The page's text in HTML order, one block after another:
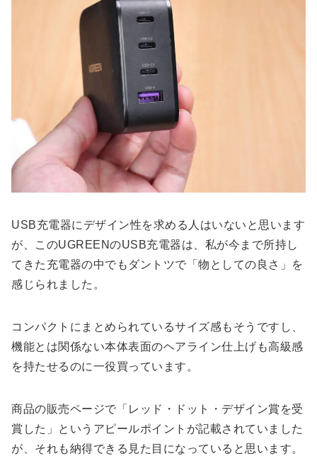
USB充電器にデザイン性を求める人はいないと思います
が、このUGREENのUSB充電器は、私が今まで所持し
てきた充電器の中でもダントツで「物としての良さ」を
感じられました。
コンパクトにまとめられているサイズ感もそうですし、
機能とは関係ない本体表面のヘアライン仕上げも高級感
を持たせるのに一役買っています。
商品の販売ページで「レッド・ドット・デザイン賞を受
賞した」というアピールポイントが記載されていました
が、それも納得できる見た目になっていると思います。